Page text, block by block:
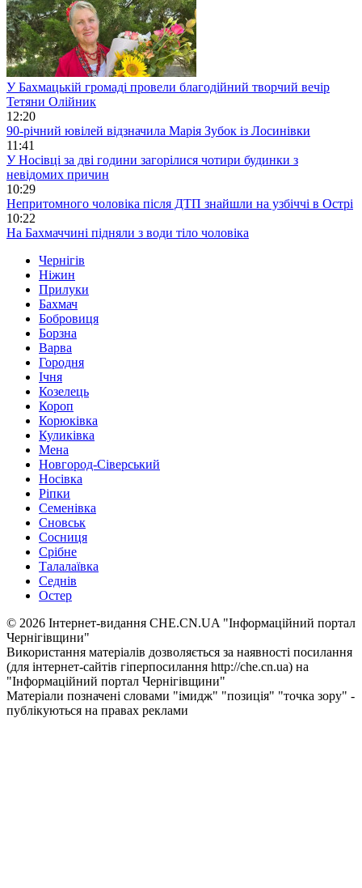
У Бахмацькій громаді провели благодійний творчий вечір
Тетяни Олійник
12:20
90-річний ювілей відзначила Марія Зубок із Лосинівки
11:41
У Носівці за дві години загорілися чотири будинки з
невідомих причин
10:29
Непритомного чоловіка після ДТП знайшли на узбіччі в Острі
10:22
На Бахмаччині підняли з води тіло чоловіка
Чернігів
Ніжин
Прилуки
Бахмач
Бобровиця
Борзна
Варва
Городня
Ічня
Козелець
Короп
Корюківка
Куликівка
Мена
Новгород-Сіверський
Носівка
Ріпки
Семенівка
Сновськ
Сосниця
Срібне
Талалаївка
Седнів
Остер
© 2026 Інтернет-видання CHE.CN.UA "Інформаційний портал
Чернiгiвщини"
Використання матеріалів дозволяється за наявності посилання
(для інтернет-сайтів гіперпосилання http://che.cn.ua) на
"Інформаційний портал Чернiгiвщини"
Матеріали позначені словами "імидж" "позиція" "точка зору" -
публікуються на правах реклами